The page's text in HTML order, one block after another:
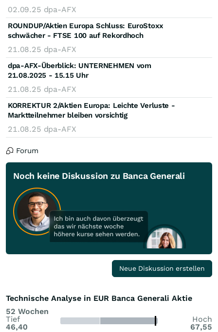
02.09.25 dpa-AFX
ROUNDUP/Aktien Europa Schluss: EuroStoxx
schwächer - FTSE 100 auf Rekordhoch
21.08.25 dpa-AFX
dpa-AFX-Überblick: UNTERNEHMEN vom
21.08.2025 - 15.15 Uhr
21.08.25 dpa-AFX
KORREKTUR 2/Aktien Europa: Leichte Verluste -
Marktteilnehmer bleiben vorsichtig
21.08.25 dpa-AFX
Forum
Noch keine Diskussion zu Banca Generali
Neue Diskussion erstellen
Technische Analyse in EUR Banca Generali Aktie
52 Wochen
Tief
46,40
Hoch
67,55